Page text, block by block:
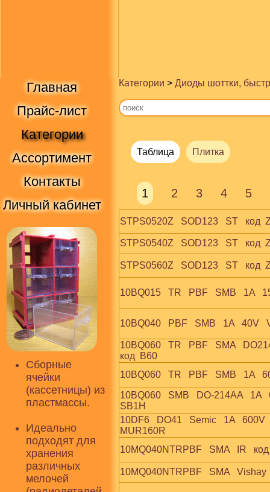
Главная
Прайс-лист
Категории
Ассортимент
Контакты
Личный кабинет
Сборные
ячейки
(кассетницы) из
пластмассы.
Идеально
подходят для
хранения
различных
мелочей
Категории > Диоды шоттки,
Таблица Плитка
1 2 3 4 5
STPS0520Z   SOD123   ST   код
STPS0540Z   SOD123   ST   код
STPS0560Z   SOD123   ST   код
10BQ015   TR   PBF   SMB   1A
10BQ040   PBF   SMB   1A   40V
10BQ060   TR   PBF   SMA
код  B60
10BQ060   TR   PBF   SMB   1A
10BQ060   SMB   DO-214AA   1A
SB1H
10DF6   DO41   Semic   1A   600V
MUR160R
10MQ040NTRPBF   SMA   IR
10MQ040NTRPBF   SMA   Vishay